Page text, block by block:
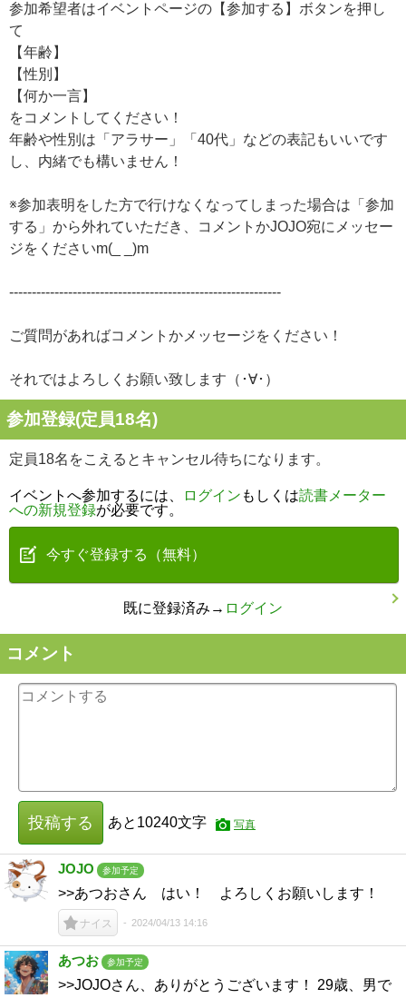
参加希望者はイベントページの【参加する】ボタンを押し
て
【年齢】
【性別】
【何か一言】
をコメントしてください！
年齢や性別は「アラサー」「40代」などの表記もいいです
し、内緒でも構いません！
※参加表明をした方で行けなくなってしまった場合は「参加
する」から外れていただき、コメントかJOJO宛にメッセー
ジをくださいm(_ _)m
------------------------------------------------------------
ご質問があればコメントかメッセージをください！
それではよろしくお願い致します（･∀･）
参加登録(定員18名)
定員18名をこえるとキャンセル待ちになります。
イベントへ参加するには、 ログイン もしくは読書メーター
への新規登録が必要です。
今すぐ登録する（無料）
既に登録済み→ ログイン
コメント
投稿する あと 10240文字 写真
JOJO 参加予定
>>あつおさん はい！ よろしくお願いします！
ナイス 2024/04/13 14:16
あつお 参加予定
>>JOJOさん、ありがとうございます！ 29歳、男で